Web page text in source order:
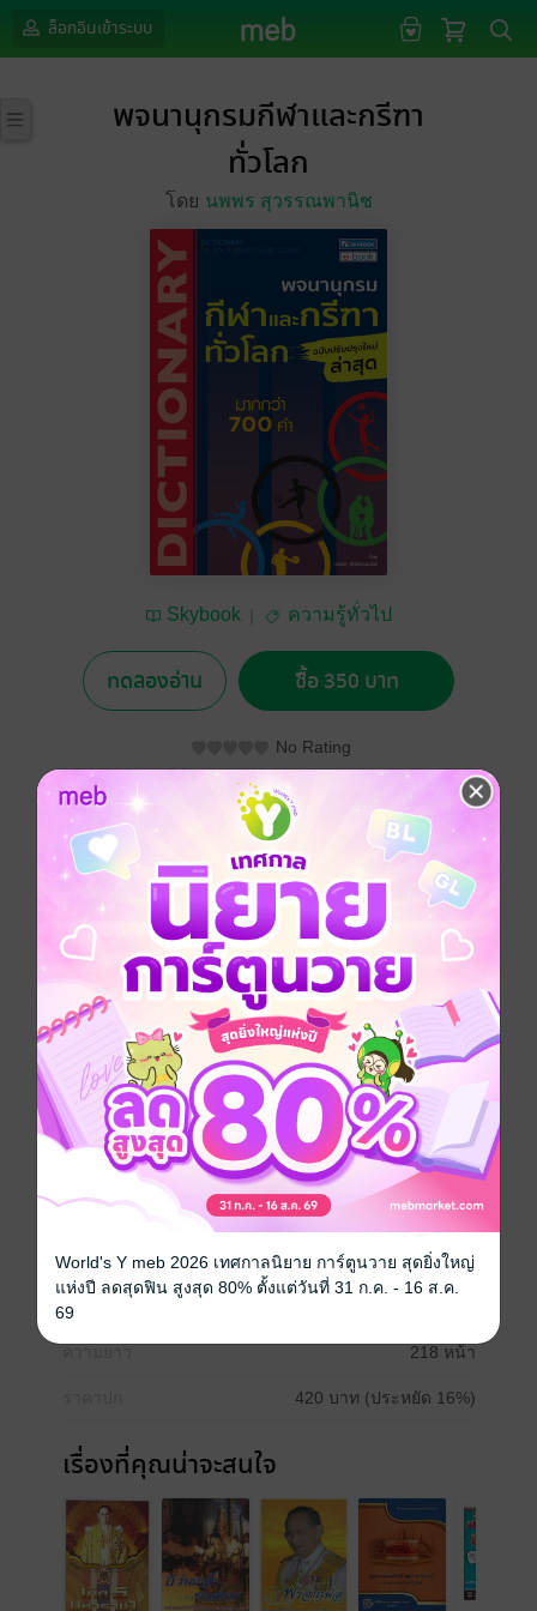
ล็อกอินเข้าระบบ
พจนานุกรมกีฬาและกรีฑา
ทั่วโลก
โดย นพพร สุวรรณพานิช
Skybook ความรู้ทั่วไป
ทดลองอ่าน ซื้อ 350 บาท
No Rating
อยากได้ ซื้อเป็นของขวัญ ติดตาม แชร์
การเขียนและรวบรวมเรียบเรียงเกี่ยวกับพจนานุกรมกีฬา
สองภาษาอัน ได้แก่ ไทยเป็นอังกฤษ เ เป็นเรื่องที่สนุกพอ ๆ
กับเป็นเรื่องที่นำความทุกข์มาให้เพราะพจนาพุกรมใน
ภาษาอังกฤษ มีศัพท์ต่าง ๆ มากกว่า 67,000 คำ ใน
พจนานุกรมฝรั่งเศสมีอย่างต่ำ 40,000 คำขึ้นไป กระนั้น
สองในสามของศัพท์กีฬาในรูปการต่างๆ ซึ่งเป็นภาษา
อังกฤษหรือฝรั่ง ศสก็เป็นศัพท์สแลง จำนวนศัพท์ของฝรั่งจึง
มากกว่าพจนานุกรมราชบัณฑิตยสถานที่ได้บรรจุไว้เกิน
ร้อยเท่า เห็นได้ว่าพจนาทุกรมในเมืองไทยค่อนข้างมอง
ข้ามการกีฬาไปอย่างน่เสียดาย แม้แต่สารานุกรมราช -
บัณฑิตยสถานก็ไม่สนใจมากนัก
ประเภทไฟล์ pdf
วันที่วางขาย
218 หน้า
420 บาท (ประหยัด 16%)
เรื่องที่คุณน่าจะสนใจ
World's Y meb 2026 เทศกาลนิยาย การ์ตูนวาย สุดยิ่งใหญ่
แห่งปี ลดสุดฟิน สูงสุด 80% ตั้งแต่วันที่ 31 ก.ค. - 16 ส.ค.
69